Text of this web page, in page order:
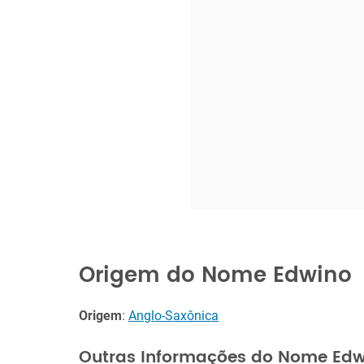
Origem do Nome Edwino
Origem: Anglo-Saxônica
Outras Informações do Nome